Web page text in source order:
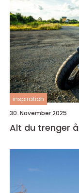
inspiration
30. November 2025
Alt du trenger